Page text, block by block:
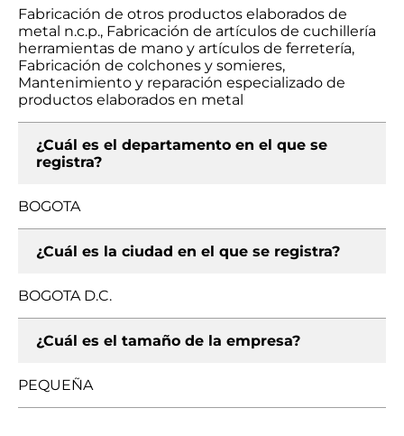
Fabricación de otros productos elaborados de
metal n.c.p., Fabricación de artículos de cuchillería
herramientas de mano y artículos de ferretería,
Fabricación de colchones y somieres,
Mantenimiento y reparación especializado de
productos elaborados en metal
¿Cuál es el departamento en el que se
registra?
BOGOTA
¿Cuál es la ciudad en el que se registra?
BOGOTA D.C.
¿Cuál es el tamaño de la empresa?
PEQUEÑA